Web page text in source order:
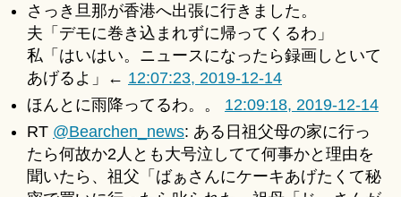
さっき旦那が香港へ出張に行きました。
夫「デモに巻き込まれずに帰ってくるわ」
私「はいはい。ニュースになったら録画しといて
あげるよ」← 12:07:23, 2019-12-14
ほんとに雨降ってるわ。。 12:09:18, 2019-12-14
RT @Bearchen_news: ある日祖父母の家に行っ
たら何故か2人とも大号泣してて何事かと理由を
聞いたら、祖父「ばぁさんにケーキあげたくて秘